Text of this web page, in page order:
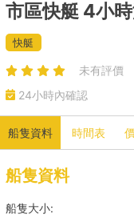
市區快艇 4小
快艇
未有評價
24小時內確認
船隻資料 時間表
船隻資料
船隻大小: